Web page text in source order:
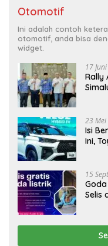
Otomotif
Ini adalah contoh
otomotif, anda bisa
widget.
17
Rally
23
Isi
Ini,
15
Selis